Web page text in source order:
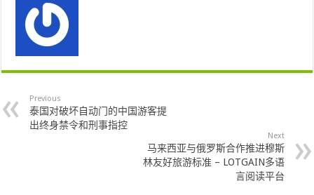
Previous
泰国对破坏自动门的中国游客提
出终身禁令和刑事指控
Next
马来西亚与俄罗斯合作推进穆斯
林友好旅游标准 – LOTGAIN多语
言阅读平台